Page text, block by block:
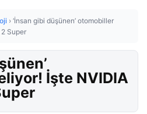
› ‘İnsan gibi düşünen’ otomobiller
Super
İşte NVIDIA